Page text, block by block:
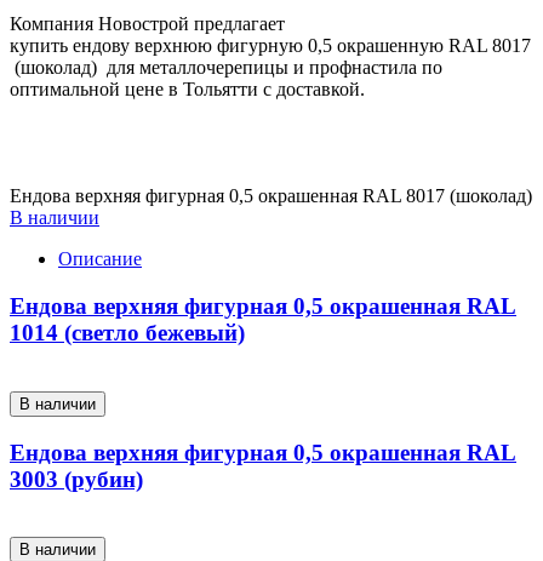
Компания Новострой предлагает
купить ендову верхнюю фигурную 0,5 окрашенную RAL 8017
(шоколад) для металлочерепицы и профнастила по
оптимальной цене в Тольятти с доставкой.
Ендова верхняя фигурная 0,5 окрашенная RAL 8017 (шоколад)
В наличии
Описание
Ендова верхняя фигурная 0,5 окрашенная RAL
1014 (светло бежевый)
В наличии
Ендова верхняя фигурная 0,5 окрашенная RAL
3003 (рубин)
В наличии